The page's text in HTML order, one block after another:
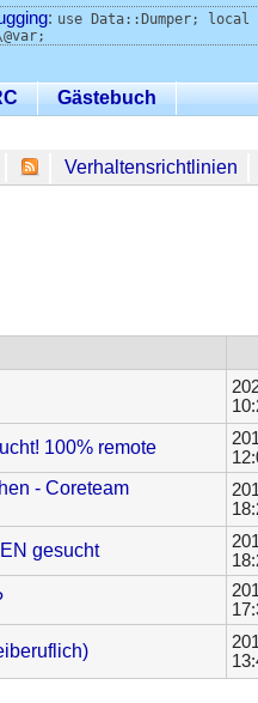
: use Data::Dumper; local
Gästebuch
Verhaltensrichtlinien
100% remote
- Coreteam
gesucht